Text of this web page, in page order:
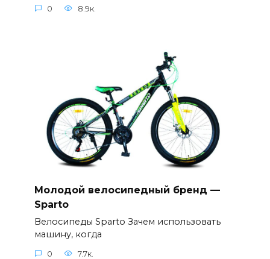
0 8.9к.
Молодой велосипедный бренд —
Sparto
Велосипеды Sparto Зачем использовать
машину, когда
0 7.7к.